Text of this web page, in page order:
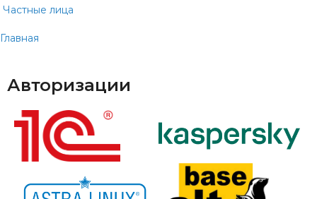
Частные лица
Главная
Авторизации